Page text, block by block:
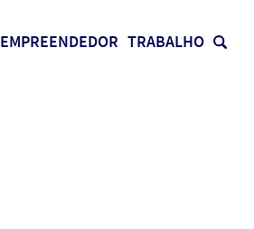
EMPREENDEDOR TRABALHO